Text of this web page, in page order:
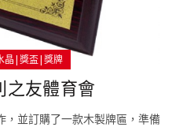
晶|獎盃|獎牌
之友體育會
並訂購了一款木製牌匾，準備